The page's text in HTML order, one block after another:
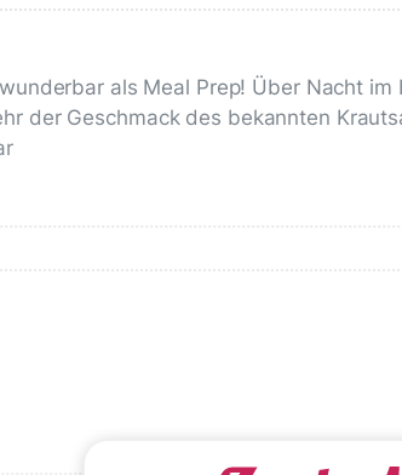
als Meal Prep! Über Nacht im
der Geschmack des bekannten